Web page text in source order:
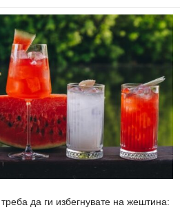
да ги избегнувате на жештина: